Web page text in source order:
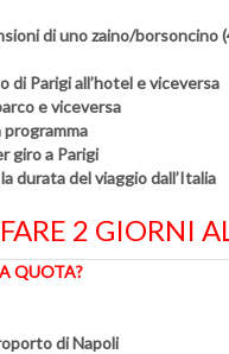
di uno zaino/borsoncino
di Parigi all’hotel e viceversa
e viceversa
programma
giro a Parigi
durata del viaggio dall’Italia
2 GIORNI
QUOTA?
di Napoli